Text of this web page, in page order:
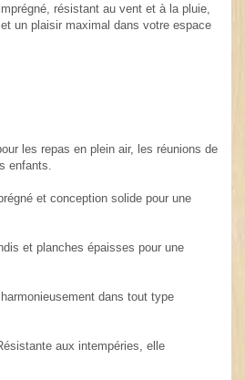
résistant au vent et à la pluie,
un plaisir maximal dans votre espace
les repas en plein air, les réunions de
enfants.
et conception solide pour une
et planches épaisses pour une
dans tout type
aux intempéries, elle